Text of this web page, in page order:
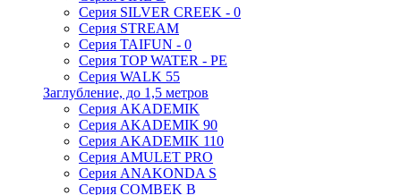
Серия SILVER CREEK - 0
Серия STREAM
Серия TAIFUN - 0
Серия TOP WATER - PE
Серия WALK 55
Заглубление, до 1,5 метров
Серия AKADEMIK
Серия AKADEMIK 90
Серия AKADEMIK 110
Серия AMULET PRO
Серия ANAKONDA S
Серия COMBEK B